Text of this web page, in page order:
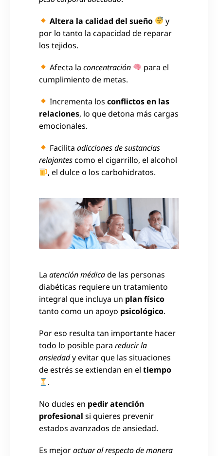
Altera la calidad del sueño
y
por lo tanto la capacidad de reparar
los tejidos.
Afecta laconcentración
para el
cumplimiento de metas.
Incrementa losconflictos en las
relaciones, lo que detona más cargas
emocionales.
Facilitaadicciones de sustancias
relajantescomo el cigarrillo, el alcohol
, el dulce o los carbohidratos.
La atención médicade las personas
diabéticas requiere un tratamiento
integral que incluya un plan físico
tanto como un apoyo psicológico.
Por eso resulta tan importante hacer
todo lo posible para reducir la
ansiedady evitar que las situaciones
de estrés se extiendan en el tiempo
.
No dudes en pedir atención
profesional si quieres prevenir
estados avanzados de ansiedad.
Es mejoractuar al respecto de manera